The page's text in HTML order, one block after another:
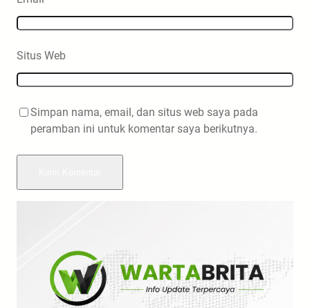
Situs Web
Simpan nama, email, dan situs web saya pada
peramban ini untuk komentar saya berikutnya.